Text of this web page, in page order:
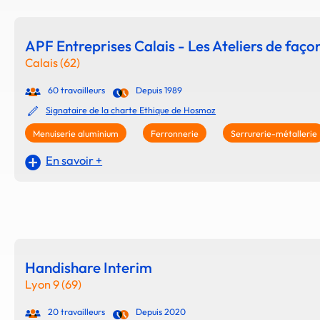
APF Entreprises Calais - Les Ateliers de
Calais (62)
60 travailleurs
Depuis 1989
Signataire de la charte Ethique de Hosmoz
Menuiserie aluminium Ferronnerie Serrurerie-métallerie
En savoir +
Handishare Interim
Lyon 9 (69)
20 travailleurs Depuis 2020